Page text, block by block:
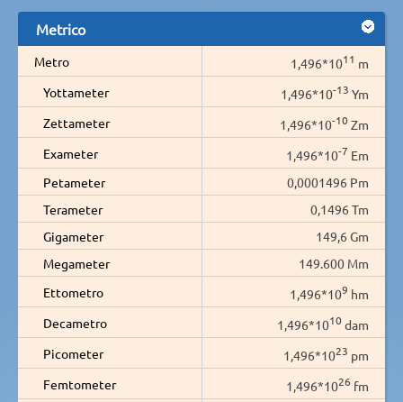
Metrico
Metro 1,496*1011 m
Yottameter
1,496*10-13 Ym
Zettameter
1,496*10-10 Zm
Exameter
1,496*10-7 Em
Petameter
0,0001496 Pm
Terameter
0,1496 Tm
Gigameter
149,6 Gm
Megameter
149.600 Mm
Ettometro
1,496*109 hm
Decametro
1,496*1010 dam
Picometer
1,496*1023 pm
Femtometer
1,496*1026 fm